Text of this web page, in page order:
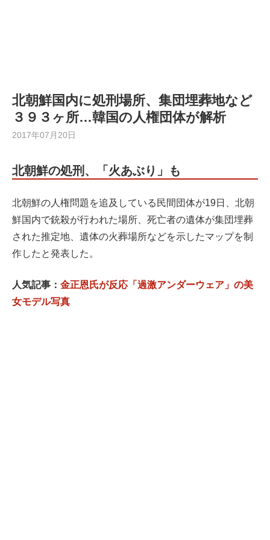
北朝鮮国内に処刑場所、集団埋葬地など
３９３ヶ所…韓国の人権団体が解析
2017年07月20日
北朝鮮の処刑、「火あぶり」も
北朝鮮の人権問題を追及している民間団体が19日、北朝
鮮国内で銃殺が行われた場所、死亡者の遺体が集団埋葬
された推定地、遺体の火葬場所などを示したマップを制
作したと発表した。
人気記事： 金正恩氏が反応「過激アンダーウェア」の美
女モデル写真